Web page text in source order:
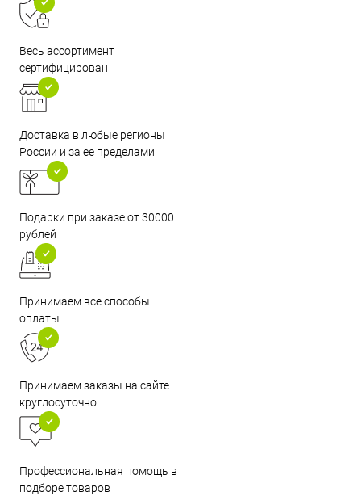
Весь ассортимент
сертифицирован
Доставка в любые регионы
России и за ее пределами
Подарки при заказе от 30000
рублей
Принимаем все способы
оплаты
Принимаем заказы на сайте
круглосуточно
Профессиональная помощь в
подборе товаров